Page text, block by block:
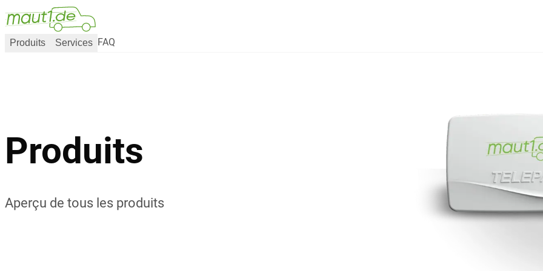
Produits Services FAQ
Produits
Aperçu de tous les produits